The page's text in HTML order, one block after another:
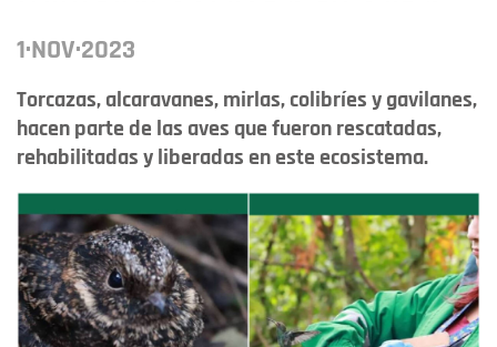
1·NOV·2023
Torcazas, alcaravanes, mirlas, colibríes y gavilanes,
hacen parte de las aves que fueron rescatadas,
rehabilitadas y liberadas en este ecosistema.